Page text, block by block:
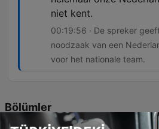
niet kent.
00:19:56 · De spreker
noodzaak van een
voor het nationale team.
Bölümler